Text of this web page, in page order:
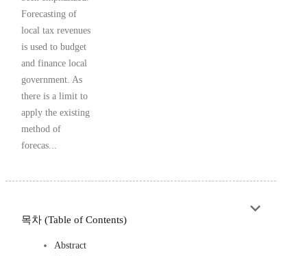
Forecasting of
local tax revenues
is used to budget
and finance local
government. As
there is a limit to
apply the existing
method of
forecas...
목차 (Table of Contents)
Abstract